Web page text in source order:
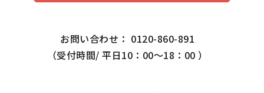
お問い合わせ： 0120-860-891
（受付時間/ 平日10：00～18：00 ）